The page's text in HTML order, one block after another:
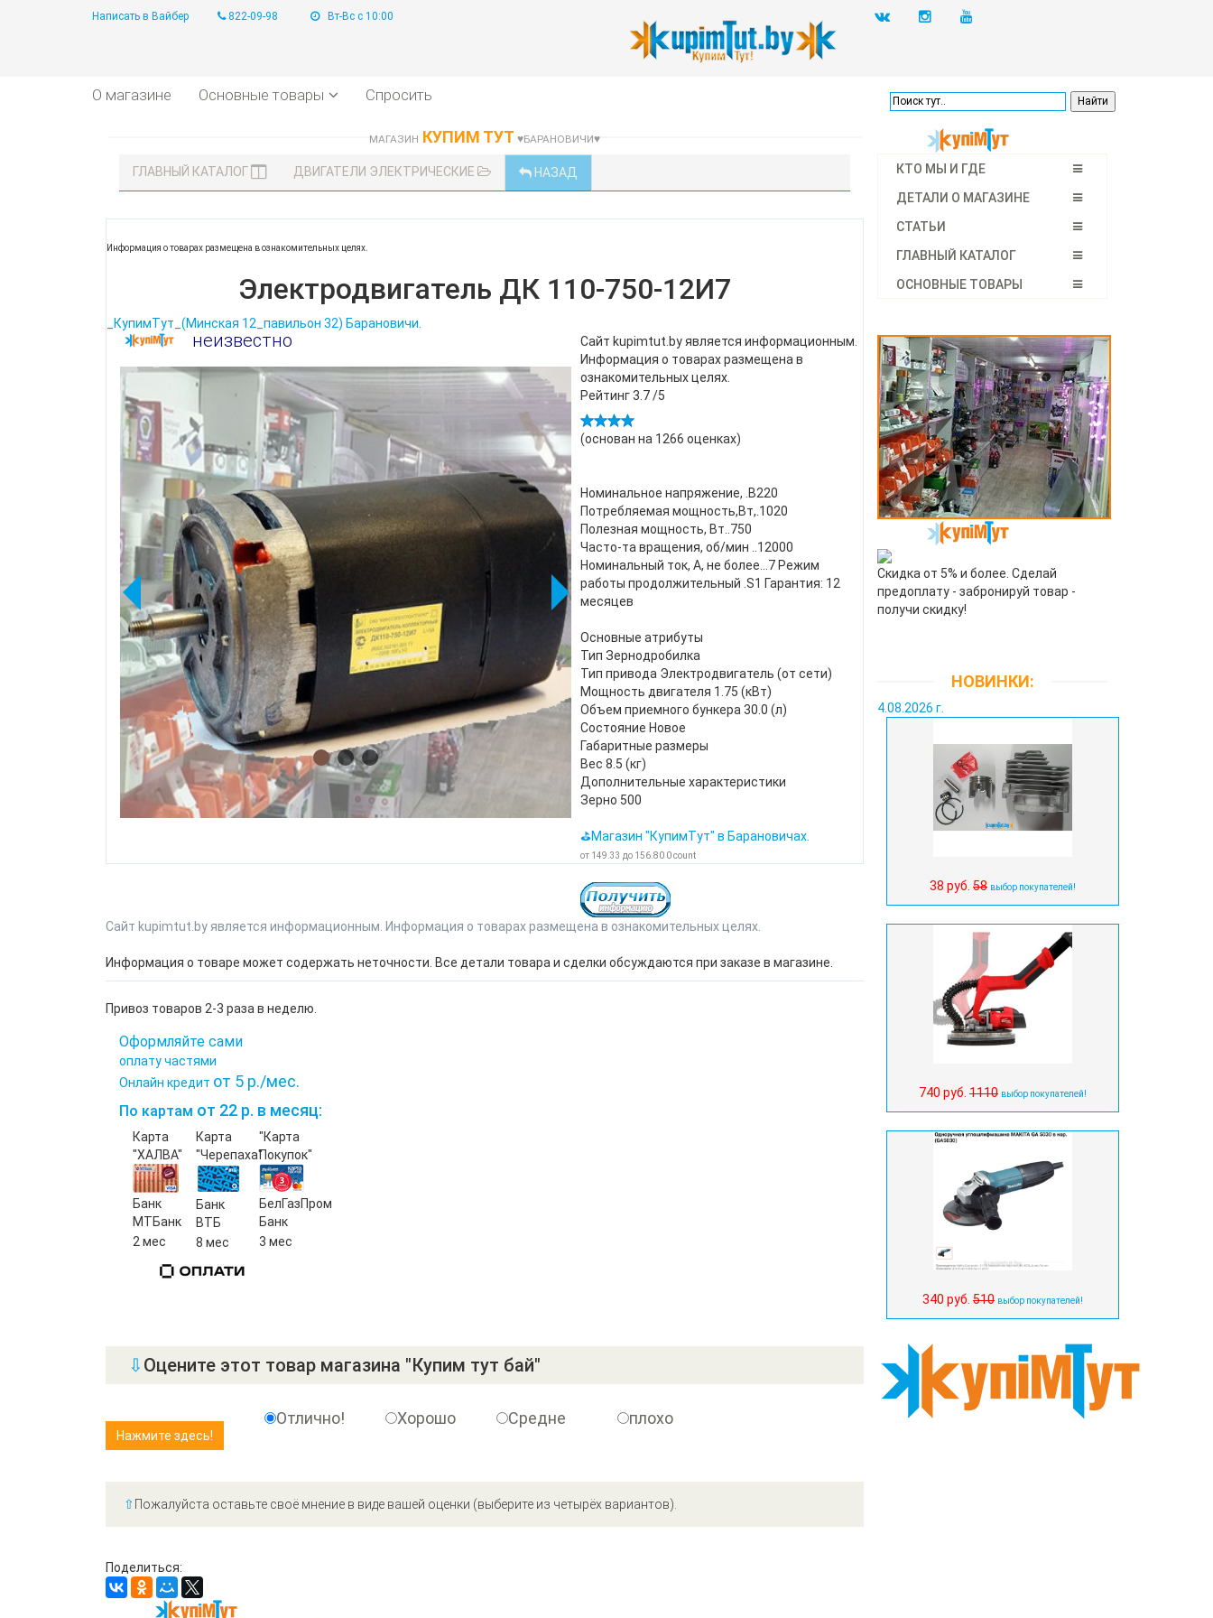
Написать в Вайбер 822-09-98 Вт-Вс с 10:00
О магазине Основные товары Спросить
МАГАЗИН КУПИМ ТУТ ♥БАРАНОВИЧИ♥
ГЛАВНЫЙ КАТАЛОГ ДВИГАТЕЛИ ЭЛЕКТРИЧЕСКИЕ НАЗАД
Информация о товарах размещена в ознакомительных целях.
Электродвигатель ДК 110-750-12И7
_КупимТут_(Минская 12_павильон 32) Барановичи.
неизвестно
Сайт kupimtut.by является информационным.
Информация о товарах размещена в
ознакомительных целях.
Рейтинг3.7/5
(основан на 1266 оценках)
Номинальное напряжение, .В220
Потребляемая мощность,Вт,.1020
Полезная мощность, Вт..750
Часто-та вращения, об/мин ..12000
Номинальный ток, А, не более...7 Режим
работы продолжительный .S1 Гарантия: 12
месяцев
Основные атрибуты
Тип Зернодробилка
Тип привода Электродвигатель (от сети)
Мощность двигателя 1.75 (кВт)
Объем приемного бункера 30.0 (л)
Состояние Новое
Габаритные размеры
Вес 8.5 (кг)
Дополнительные характеристики
Зерно 500
⛳Магазин "КупимТут" в Барановичах.
от 149.33 до 156.80 0count
Сайт kupimtut.by является информационным. Информация о товарах размещена в ознакомительных целях.
Информация о товаре может содержать неточности. Все детали товара и сделки обсуждаются при заказе в магазине.
Привоз товаров 2-3 раза в неделю.
Оформляйте сами
оплату частями
Онлайн кредит от 5 р./мес.
По картам от 22 р. в месяц:
Карта
"ХАЛВА"
Банк
МТБанк
2 мес
Карта
"Черепаха"
Банк
ВТБ
8 мес
"Карта
Покупок"
БелГазПром
Банк
3 мес
⇩ Оцените этот товар магазина "Купим тут бай"
Отлично! Хорошо Средне плохо
⇧ Пожалуйста оставьте своё мнение в виде вашей оценки (выберите из четырёх вариантов).
Поделиться:
КТО МЫ И ГДЕ
ДЕТАЛИ О МАГАЗИНЕ
СТАТЬИ
ГЛАВНЫЙ КАТАЛОГ
ОСНОВНЫЕ ТОВАРЫ
Скидка от 5% и более. Сделай
предоплату - забронируй товар -
получи скидку!
НОВИНКИ:
4.08.2026 г.
38 руб. 58 выбор покупателей!
740 руб. 1110 выбор покупателей!
340 руб. 510 выбор покупателей!